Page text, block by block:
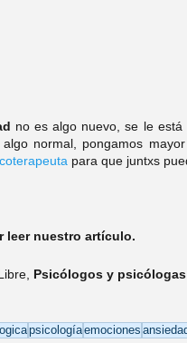
no es algo nuevo, se le
normal, pongamos
para que juntxs
leer nuestro artículo.
Psicólogos y psicólogas
psicologíaemociones